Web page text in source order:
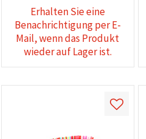
Erhalten Sie eine
Benachrichtigung per E-
Mail, wenn das Produkt
wieder auf Lager ist.